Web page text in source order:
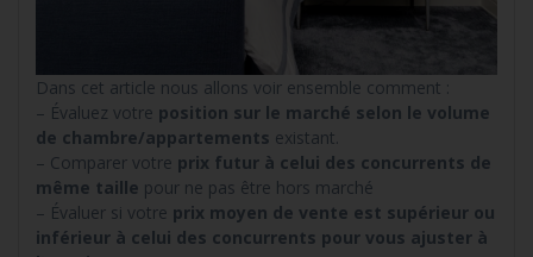
Dans cet article nous allons voir ensemble comment :
– Évaluez votre position sur le marché selon le volume
de chambre/appartements existant.
– Comparer votre prix futur à celui des concurrents de
même taille pour ne pas être hors marché
– Évaluer si votre prix moyen de vente est supérieur ou
inférieur à celui des concurrents pour vous ajuster à